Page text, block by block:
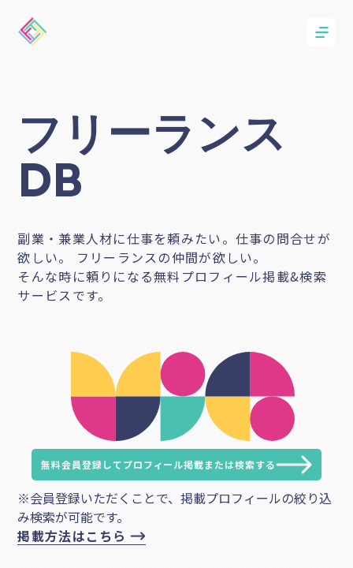
フリーランス
DB
副業・兼業人材に仕事を頼みたい。仕事の問合せが
欲しい。 フリーランスの仲間が欲しい。
そんな時に頼りになる無料プロフィール掲載&検索
サービスです。
無料会員登録してプロフィール掲載または検索する
※会員登録いただくことで、掲載プロフィールの絞り込
み検索が可能です。
掲載方法はこちら